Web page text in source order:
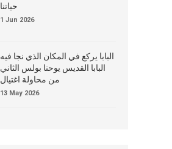
حياتنا
1 Jun 2026
البابا يركع في المكان الذي نجا فيه
البابا القديس يوحنا بولس الثاني
من محاولة اغتيال
13 May 2026